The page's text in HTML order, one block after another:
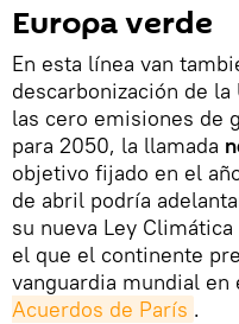
Europa verde
En esta línea van
descarbonización de la
las cero emisiones de
para 2050, la llamada
objetivo fijado en el
de abril podría
su nueva Ley
el que el continente
vanguardia mundial
Acuerdos de París .